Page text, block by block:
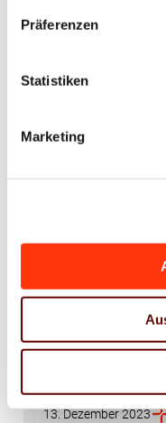
Präferenzen
Statistiken
Marketing
NUTZEN: Zeit
für Lob und
13. Dezember 2023